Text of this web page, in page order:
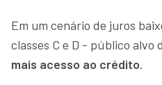
Em um cenário de juros
classes C e D - público alvo
mais acesso ao crédito.